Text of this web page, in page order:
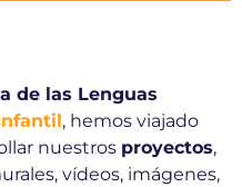
de las Lenguas
, hemos viajado
nuestros proyectos,
vídeos, imágenes,